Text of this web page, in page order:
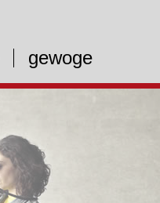
gewoge